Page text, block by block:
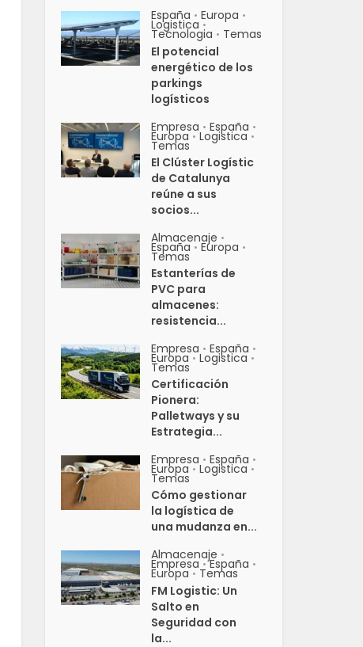
España • Europa •
Logistica •
Tecnologia • Temas
El potencial
energético de los
parkings
logísticos
Empresa • España •
Europa • Logistica •
Temas
El Clúster Logístic
de Catalunya
reúne a sus
socios...
Almacenaje •
España • Europa •
Temas
Estanterías de
PVC para
almacenes:
resistencia...
Empresa • España •
Europa • Logistica •
Temas
Certificación
Pionera:
Palletways y su
Estrategia...
Empresa • España •
Europa • Logistica •
Temas
Cómo gestionar
la logística de
una mudanza en...
Almacenaje •
Empresa • España •
Europa • Temas
FM Logistic: Un
Salto en
Seguridad con
la...